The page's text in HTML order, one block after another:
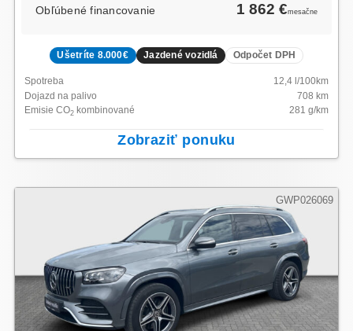
Obľúbené financovanie 1 862 €mesačne
Ušetríte 8.000€ Jazdené vozidlá Odpočet DPH
Spotreba 12,4 l/100km
Dojazd na palivo
708 km
Emisie CO2kombinované 281 g/km
Zobraziť ponuku
GWP026069